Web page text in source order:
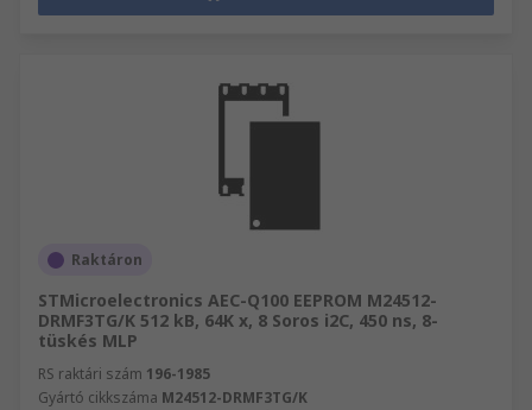
Raktáron
STMicroelectronics AEC-Q100 EEPROM M24512-
DRMF3TG/K 512 kB, 64K x, 8 Soros i2C, 450 ns, 8-
tüskés MLP
RS raktári szám 196-1985
Gyártó cikkszáma M24512-DRMF3TG/K